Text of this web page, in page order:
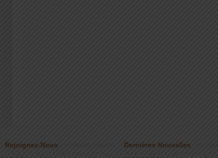
Rejoignez-Nous Dernières Nouvelles